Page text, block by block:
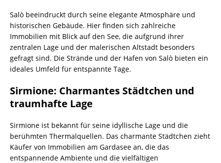
Salò beeindruckt durch seine elegante Atmosphäre und
historischen Gebäude. Hier finden sich zahlreiche
Immobilien mit Blick auf den See, die aufgrund ihrer
zentralen Lage und der malerischen Altstadt besonders
gefragt sind. Die Strände und der Hafen von Salò bieten ein
ideales Umfeld für entspannte Tage.
Sirmione: Charmantes Städtchen und
traumhafte Lage
Sirmione ist bekannt für seine idyllische Lage und die
berühmten Thermalquellen. Das charmante Städtchen zieht
Käufer von Immobilien am Gardasee an, die das
entspannende Ambiente und die vielfältigen